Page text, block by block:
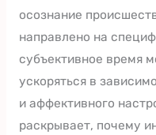
осознание
направлено на
субъективное время
ускоряться в
и аффективного
раскрывает, почему